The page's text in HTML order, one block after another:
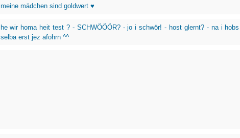
meine mädchen sind goldwert ♥
he wir homa heit test ? - SCHWÖÖÖR? - jo i schwör! - host glernt? - na i hobs
selba erst jez afohrn ^^